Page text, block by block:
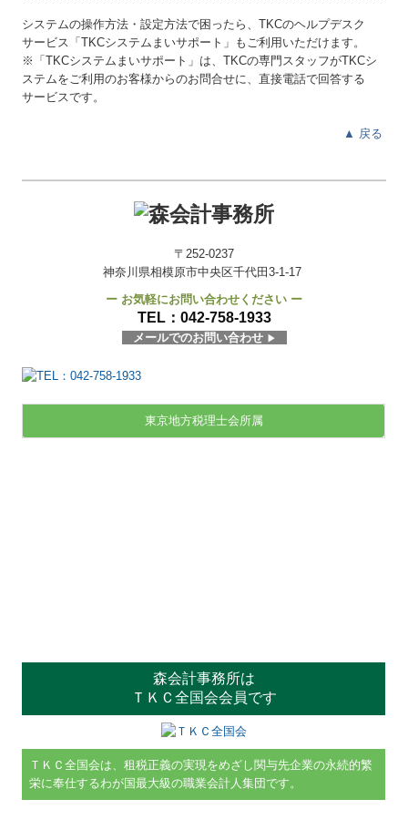
システムの操作方法・設定方法で困ったら、TKCのヘルプデスク
サービス「TKCシステムまいサポート」もご利用いただけます。
※「TKCシステムまいサポート」は、TKCの専門スタッフがTKCシ
ステムをご利用のお客様からのお問合せに、直接電話で回答する
サービスです。
▲ 戻る
〒252-0237
神奈川県相模原市中央区千代田3-1-17
ー お気軽にお問い合わせください ー
TEL： 042-758-1933
メールでのお問い合わせ ▶
東京地方税理士会所属
森会計事務所は
ＴＫＣ全国会会員です
ＴＫＣ全国会は、租税正義の実現をめざし関与先企業の永続的繁
栄に奉仕するわが国最大級の職業会計人集団です。